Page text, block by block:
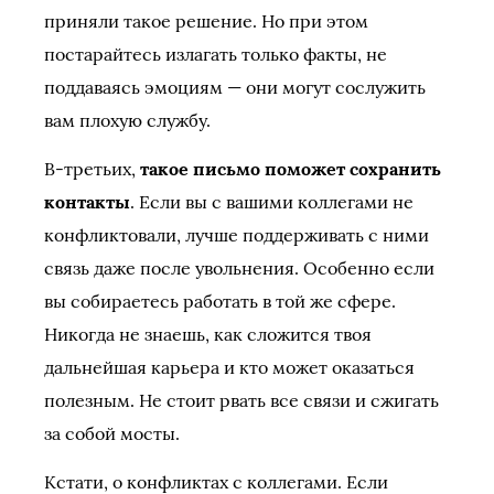
приняли такое решение. Но при этом
постарайтесь излагать только факты, не
поддаваясь эмоциям — они могут сослужить
вам плохую службу.
В-третьих, такое письмо поможет сохранить
контакты. Если вы с вашими коллегами не
конфликтовали, лучше поддерживать с ними
связь даже после увольнения. Особенно если
вы собираетесь работать в той же сфере.
Никогда не знаешь, как сложится твоя
дальнейшая карьера и кто может оказаться
полезным. Не стоит рвать все связи и сжигать
за собой мосты.
Кстати, о конфликтах с коллегами. Если